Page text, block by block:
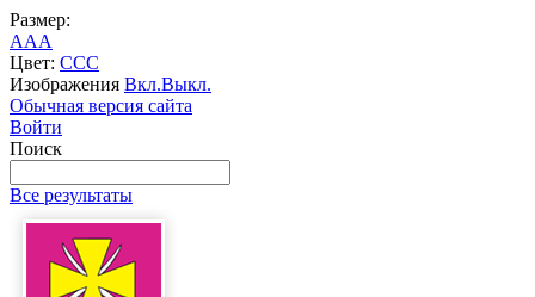
Размер:
AAA
Цвет: CCC
Изображения Вкл.Выкл.
Обычная версия сайта
Войти
Поиск
Все результаты